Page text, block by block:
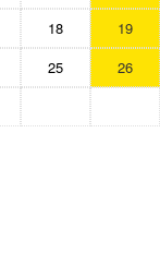
18
19
25
26